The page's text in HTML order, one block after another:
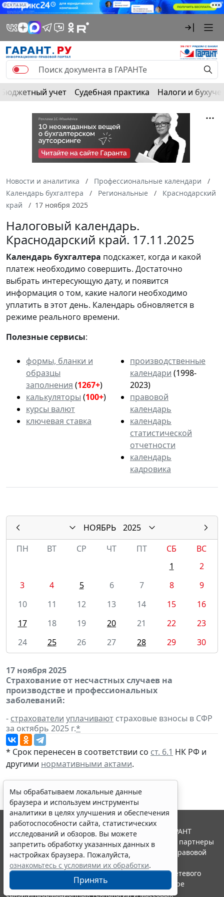
РЕКЛАМА
Бюджетный учет Судебная практика Налоги и
Новости и аналитика
Профессиональные календари
Календарь бухгалтера
Региональные
Краснодарский
край
17 ноября 2025
Налоговый календарь.
Краснодарский край. 17.11.2025
Календарьбухгалтера подскажет, когда и какой
платеж необходимо совершить. Достаточно
выбрать интересующую дату, и появится
информация о том, какие налоги необходимо
уплатить в этот день. Календарь обновляется в
режиме реального времени.
Полезные сервисы:
формы, бланки и
образцы
заполнения (1267+)
калькуляторы (100+)
курсы валют
ключевая ставка
производственные
календари (1998-
2023)
правовой
календарь
календарь
статистической
отчетности
календарь
кадровика
НОЯБРЬ
2025
ПН
ВТ СР ЧТ ПТ СБ
ВС
1
2
3
4 5 6 7 8
9
10
11 12 13 14 15
16
17
18 19 20 21 22
23
24
25 26 27 28 29 30
17 ноября 2025
Страхование от несчастных случаев на
производстве и профессиональных
заболеваний:
- страхователи уплачивают страховые взносы в СФР
за октябрь 2025 г.*
* Срок перенесен в соответствии со ст. 6.1 НК РФ и
другими нормативными актами.
Мы обрабатываем локальные данные
браузера и используем инструменты
аналитики в целях улучшения и обеспечения
работоспособности сайта, статистических
исследований и обзоров. Вы можете
запретить обработку указанных данных в
настройках браузера. Пожалуйста,
ознакомьтесь с условиями их обработки.
Принять
© ООО "НПП "ГАРАНТ-СЕРВИС", 2026. Система ГАРАНТ
выпускается с 1990 года. Компания "Гарант" и ее партнеры
являются участниками Российской ассоциации правовой
информации ГАРАНТ.
Портал ГАРАНТ.РУ зарегистрирован в качестве сетевого
издания Федеральной службой по надзору в сфере
связи,информационных технологий и массовых